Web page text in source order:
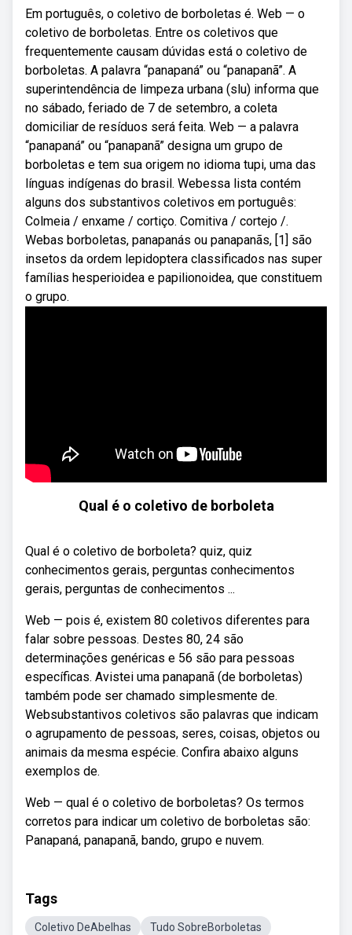
Em português, o coletivo de borboletas é. Web — o
coletivo de borboletas. Entre os coletivos que
frequentemente causam dúvidas está o coletivo de
borboletas. A palavra “panapaná” ou “panapanã”. A
superintendência de limpeza urbana (slu) informa que
no sábado, feriado de 7 de setembro, a coleta
domiciliar de resíduos será feita. Web — a palavra
“panapaná” ou “panapanã” designa um grupo de
borboletas e tem sua origem no idioma tupi, uma das
línguas indígenas do brasil. Webessa lista contém
alguns dos substantivos coletivos em português:
Colmeia / enxame / cortiço. Comitiva / cortejo /.
Webas borboletas, panapanás ou panapanãs, [1] são
insetos da ordem lepidoptera classificados nas super
famílias hesperioidea e papilionoidea, que constituem
o grupo.
Qual é o coletivo de borboleta
Qual é o coletivo de borboleta? quiz, quiz
conhecimentos gerais, perguntas conhecimentos
gerais, perguntas de conhecimentos ...
Web — pois é, existem 80 coletivos diferentes para
falar sobre pessoas. Destes 80, 24 são
determinações genéricas e 56 são para pessoas
específicas. Avistei uma panapanã (de borboletas)
também pode ser chamado simplesmente de.
Websubstantivos coletivos são palavras que indicam
o agrupamento de pessoas, seres, coisas, objetos ou
animais da mesma espécie. Confira abaixo alguns
exemplos de.
Web — qual é o coletivo de borboletas? Os termos
corretos para indicar um coletivo de borboletas são:
Panapaná, panapanã, bando, grupo e nuvem.
Tags
Coletivo DeAbelhas Tudo SobreBorboletas